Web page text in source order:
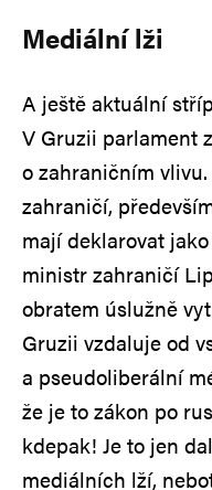
Mediální lži
A ještě aktuální
V Gruzii parlament
o zahraničním
zahraničí,
mají deklarovat
ministr zahraničí
obratem úslužně
Gruzii vzdaluje od
a pseudoliberální
že je to zákon po
kdepak! Je to jen
mediálních lží,